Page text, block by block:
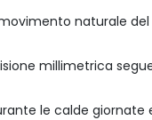
naturale
millimetrica
le calde giornate